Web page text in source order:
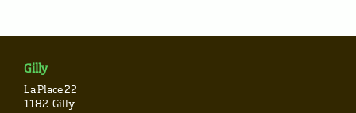
Gilly
La Place 22
1182 Gilly